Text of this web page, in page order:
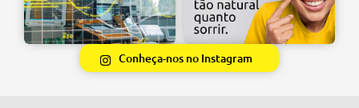
Conheça-nos no Instagram